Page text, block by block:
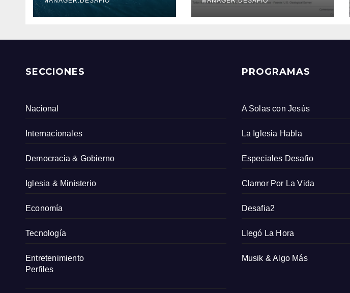
Servicio Geológico
Colombiano
SECCIONES
Nacional
Internacionales
Democracia & Gobierno
Iglesia & Ministerio
Economía
Tecnología
Entretenimiento
Perfiles
PROGRAMAS
A Solas con Jesús
La Iglesia Habla
Especiales Desafio
Clamor Por La Vida
Desafia2
Llegó La Hora
Musik & Algo Más